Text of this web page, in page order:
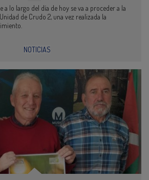
a lo largo del día de hoy se va a proceder a la
de Crudo 2, una vez realizada la
NOTICIAS